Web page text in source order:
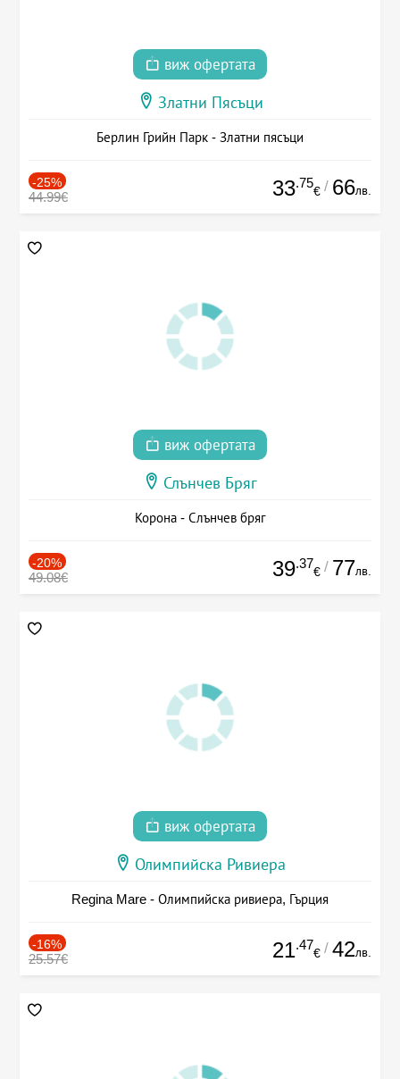
виж офертата
Златни Пясъци
Берлин Грийн Парк - Златни пясъци
-25%
44.99€ 33.75
€ / 66лв.
виж офертата
Слънчев Бряг
Корона - Слънчев бряг
-20%
49.08€ 39.37
€ / 77лв.
виж офертата
Олимпийска Ривиера
Regina Mare - Олимпийска ривиера, Гърция
-16%
25.57€ 21.47
€ / 42лв.